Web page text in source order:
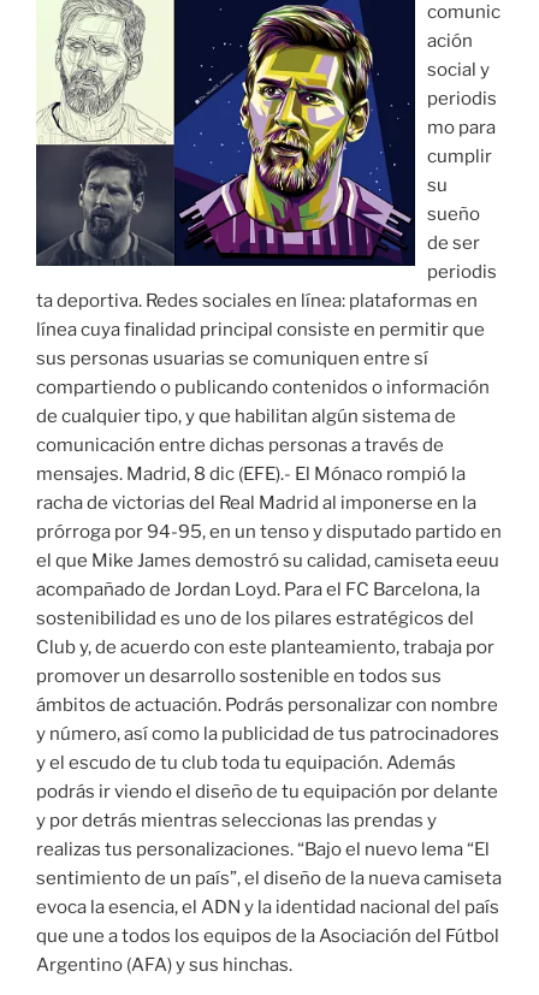
comunic
ación
social y
periodis
mo para
cumplir
su
sueño
de ser
periodis
ta deportiva. Redes sociales en línea: plataformas en
línea cuya finalidad principal consiste en permitir que
sus personas usuarias se comuniquen entre sí
compartiendo o publicando contenidos o información
de cualquier tipo, y que habilitan algún sistema de
comunicación entre dichas personas a través de
mensajes. Madrid, 8 dic (EFE).- El Mónaco rompió la
racha de victorias del Real Madrid al imponerse en la
prórroga por 94-95, en un tenso y disputado partido en
el que Mike James demostró su calidad, camiseta eeuu
acompañado de Jordan Loyd. Para el FC Barcelona, la
sostenibilidad es uno de los pilares estratégicos del
Club y, de acuerdo con este planteamiento, trabaja por
promover un desarrollo sostenible en todos sus
ámbitos de actuación. Podrás personalizar con nombre
y número, así como la publicidad de tus patrocinadores
y el escudo de tu club toda tu equipación. Además
podrás ir viendo el diseño de tu equipación por delante
y por detrás mientras seleccionas las prendas y
realizas tus personalizaciones. “Bajo el nuevo lema “El
sentimiento de un país”, el diseño de la nueva camiseta
evoca la esencia, el ADN y la identidad nacional del país
que une a todos los equipos de la Asociación del Fútbol
Argentino (AFA) y sus hinchas.